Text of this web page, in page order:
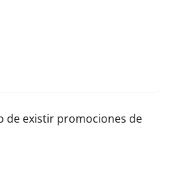
de existir promociones de